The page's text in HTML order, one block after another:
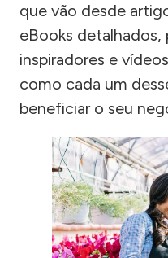
que vão desde
eBooks detalhados,
inspiradores e
como cada um
beneficiar o seu